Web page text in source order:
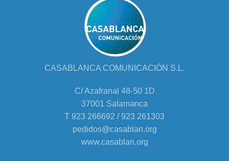
CASABLANCA COMUNICACIÓN S.L.
C/ Azafranal 48-50 1D
37001 Salamanca
T 923 266692 / 923 261303
pedidos@casablan.org
www.casablan.org